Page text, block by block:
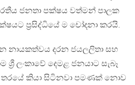
ජනතා පක්ෂය වත්මන් පාලක
ප්‍රසිද්ධියේ ම චෝදනා කරයි.
නායකත්වය දරන ජයලලිතා සහ
ලංකාවේ දෙමළ ජනයාට සැබෑ
තරයේ කියා සිටිනවා පමණක් නොව